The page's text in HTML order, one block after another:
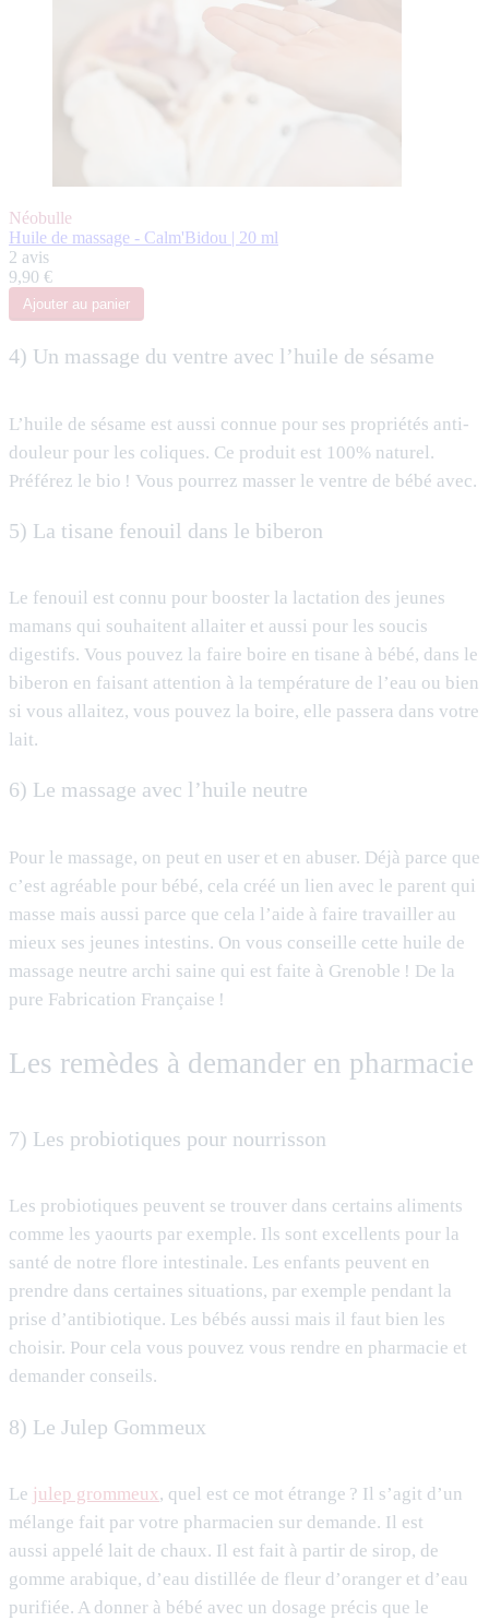
Néobulle
Huile de massage - Calm'Bidou | 20 ml
2 avis
9,90 €
Ajouter au panier
4) Un massage du ventre avec l’huile de sésame
L’huile de sésame est aussi connue pour ses propriétés anti-
douleur pour les coliques. Ce produit est 100% naturel.
Préférez le bio ! Vous pourrez masser le ventre de bébé avec.
5) La tisane fenouil dans le biberon
Le fenouil est connu pour booster la lactation des jeunes
mamans qui souhaitent allaiter et aussi pour les soucis
digestifs. Vous pouvez la faire boire en tisane à bébé, dans le
biberon en faisant attention à la température de l’eau ou bien
si vous allaitez, vous pouvez la boire, elle passera dans votre
lait.
6) Le massage avec l’huile neutre
Pour le massage, on peut en user et en abuser. Déjà parce que
c’est agréable pour bébé, cela créé un lien avec le parent qui
masse mais aussi parce que cela l’aide à faire travailler au
mieux ses jeunes intestins. On vous conseille cette huile de
massage neutre archi saine qui est faite à Grenoble ! De la
pure Fabrication Française !
Les remèdes à demander en pharmacie
7) Les probiotiques pour nourrisson
Les probiotiques peuvent se trouver dans certains aliments
comme les yaourts par exemple. Ils sont excellents pour la
santé de notre flore intestinale. Les enfants peuvent en
prendre dans certaines situations, par exemple pendant la
prise d’antibiotique. Les bébés aussi mais il faut bien les
choisir. Pour cela vous pouvez vous rendre en pharmacie et
demander conseils.
8) Le Julep Gommeux
Le julep grommeux, quel est ce mot étrange ? Il s’agit d’un
mélange fait par votre pharmacien sur demande. Il est
aussi appelé lait de chaux. Il est fait à partir de sirop, de
gomme arabique, d’eau distillée de fleur d’oranger et d’eau
purifiée. A donner à bébé avec un dosage précis que le